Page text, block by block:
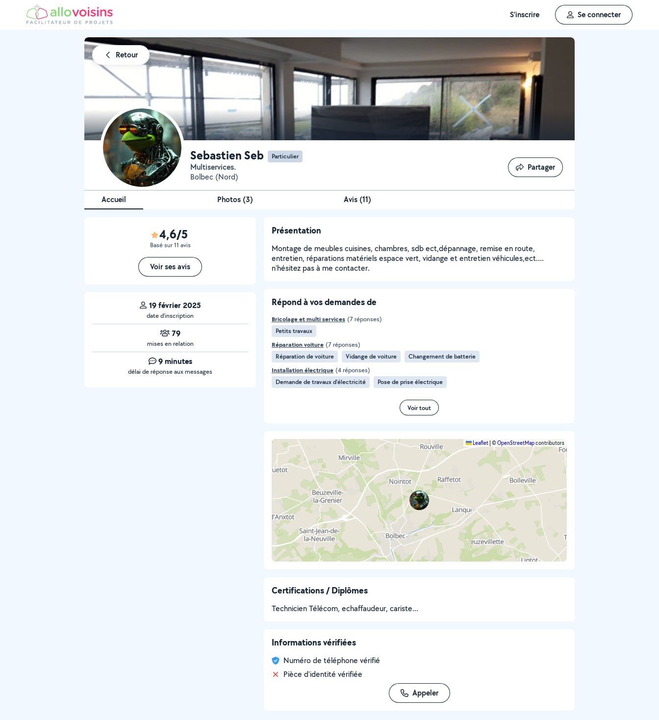
S'inscrire Se connecter
Retour
Sebastien Seb Particulier
Multiservices.
Bolbec (Nord)
Partager
Partager
Accueil Photos (3) Avis (11)
4,6/5
Basé sur 11 avis
Voir ses avis
19 février 2025
date d’inscription
79
mises en relation
9 minutes
délai de réponse aux messages
Présentation
Montage de meubles cuisines, chambres, sdb ect,dépannage, remise en route,
entretien, réparations matériels espace vert, vidange et entretien véhicules,ect....
n'hésitez pas à me contacter.
Répond à vos demandes de
Bricolage et multi services (7 réponses)
Petits travaux
Réparation voiture (7 réponses)
Réparation de voiture
Vidange de voiture
Changement de batterie
Installation électrique (4 réponses)
Demande de travaux d’électricité
Pose de prise électrique
Voir tout
Leaflet ©OpenStreetMapcontributors
Certifications / Diplômes
Technicien Télécom, echaffaudeur, cariste...
Informations vérifiées
Numéro de téléphone vérifié
Pièce d'identité vérifiée
Appeler